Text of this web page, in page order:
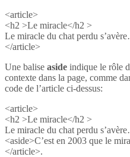
<article>
<h2 >Le miracle</h2 >
Le miracle du chat perdu
</article>
Une balise aside indique le rôle
contexte dans la page, comme
code de l’article ci-dessus:
<article>
<h2 >Le miracle</h2 >
Le miracle du chat perdu
<aside>C’est en 2003 que le
</article>.